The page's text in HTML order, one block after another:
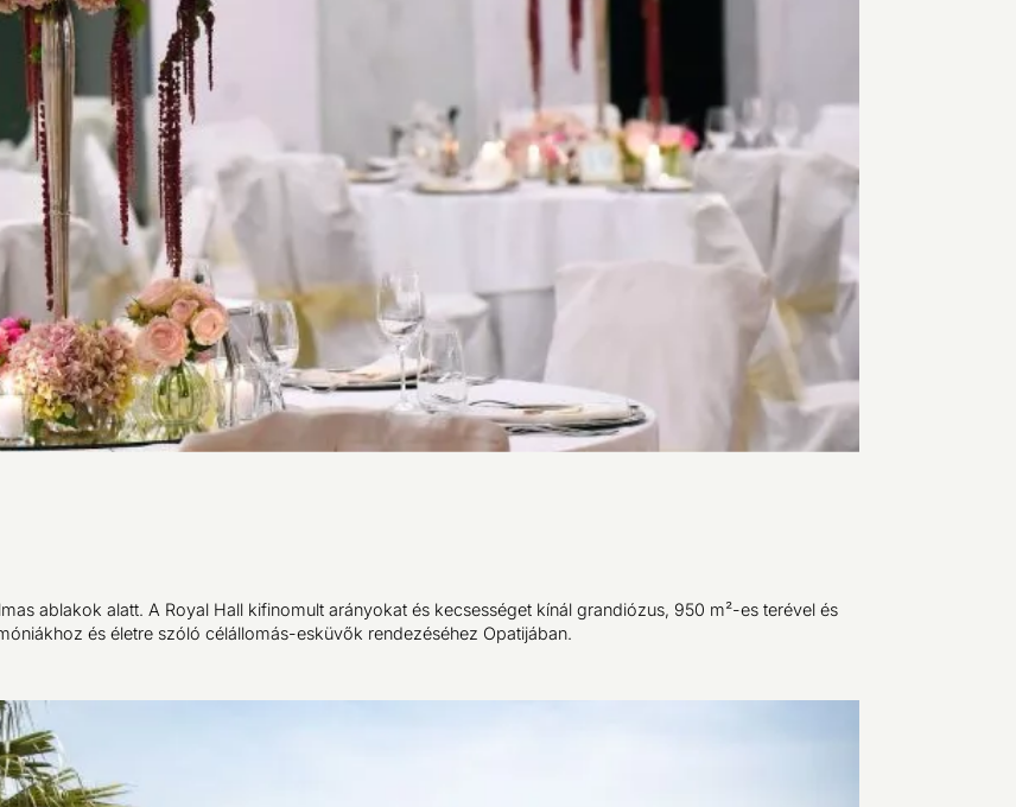
ablakok alatt. A Royal Hall kifinomult arányokat és kecsességet kínál grandiózus, 950 m²-es terével és
és életre szóló célállomás-esküvők rendezéséhez Opatijában.